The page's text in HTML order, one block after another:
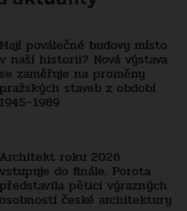
Mají poválečné budovy místo
v naší historii? Nová výstava
se zaměřuje na proměny
pražských staveb z období
1945–1989
Architekt roku 2026
vstupuje do finále. Porota
představila pětici výrazných
osobností české architektury